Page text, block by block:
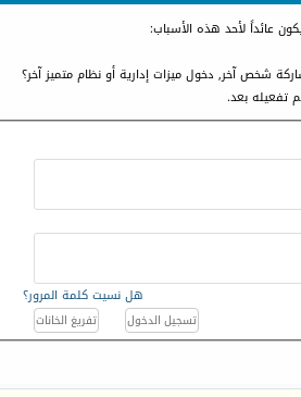
عائداً لأحد هذه الأسباب:
شخص آخر, دخول ميزات إدارية أو نظام متميز آخر؟
تفعيله بعد.
هل نسيت كلمة المرور؟